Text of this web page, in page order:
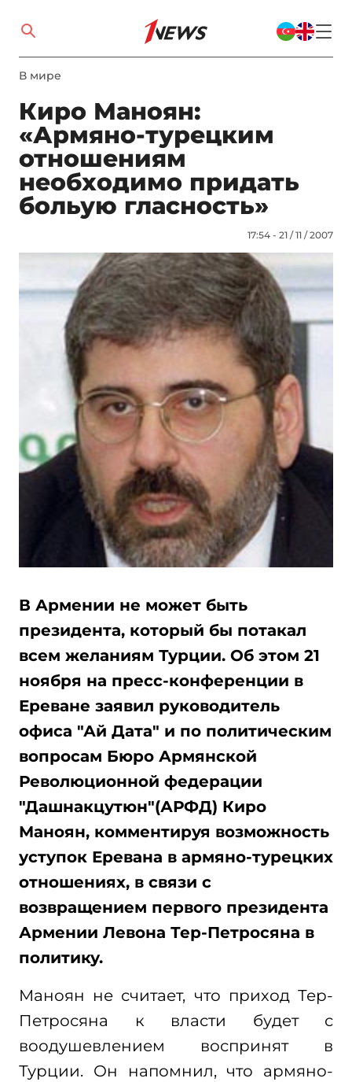
В мире
Киро Маноян:
«Армяно-турецким
отношениям
необходимо придать
больую гласность»
17:54 - 21 / 11 / 2007
В Армении не может быть
президента, который бы потакал
всем желаниям Турции. Об этом 21
ноября на пресс-конференции в
Ереване заявил руководитель
офиса "Ай Дата" и по политическим
вопросам Бюро Армянской
Революционной федерации
"Дашнакцутюн"(АРФД) Киро
Маноян, комментируя возможность
уступок Еревана в армяно-турецких
отношениях, в связи с
возвращением первого президента
Армении Левона Тер-Петросяна в
политику.
Маноян не считает, что приход Тер-
Петросяна к власти будет с
воодушевлением воспринят в
Турции. Он напомнил, что армяно-